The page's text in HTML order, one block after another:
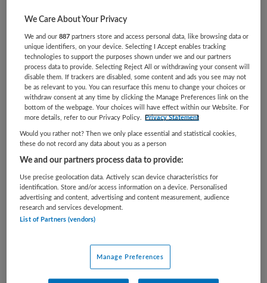
VAKGEBIED
Tandheelkunde Tandarts
BRANCHE
Ziekenhuis
AANSTELLING
Vaste aanstelling
PLAATSINGSDATUM
9 januari 2026
NIVEAU
WO
Ervaren
Vacature niet beschikbaar
Deze vacature Tandartsdocent voor de
kindertandheelkunde bij UMCG is niet meer actueel.
wellicht interessant zijn.
We Care About Your Privacy
We and our887 partners store and access personal data, like browsing data or
unique identifiers, on your device. Selecting I Accept enables tracking
technologies to support the purposes shown under we and our partners
process data to provide. Selecting Reject All or withdrawing your consent will
disable them. If trackers are disabled, some content and ads you see may not
be as relevant to you. You can resurface this menu to change your choices or
withdraw consent at any time by clicking the Manage Preferences link on the
bottom of the webpage. Your choices will have effect within our Website. For
more details, refer to our Privacy Policy.
Privacy Statement
Would you rather not? Then we only place essential and statistical cookies,
these do not record any data about you as a person
We and our partners process data to provide:
Use precise geolocation data. Actively scan device characteristics for
identification. Store and/or access information on a device. Personalised
advertising and content, advertising and content measurement, audience
research and services development.
List of Partners (vendors)
Manage Preferences